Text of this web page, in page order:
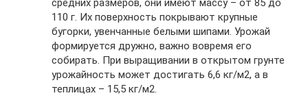
средних размеров, они имеют массу – от 85 до
110 г. Их поверхность покрывают крупные
бугорки, увенчанные белыми шипами. Урожай
формируется дружно, важно вовремя его
собирать. При выращивании в открытом грунте
урожайность может достигать 6,6 кг/м2, а в
теплицах – 15,5 кг/м2.